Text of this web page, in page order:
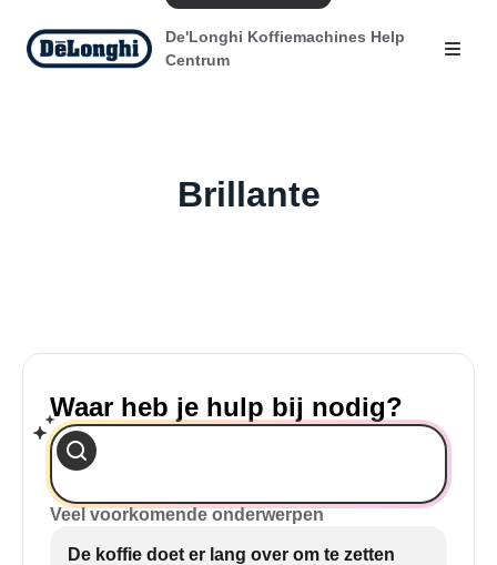
De'Longhi Koffiemachines Help
Centrum
Brillante
Waar heb je hulp bij nodig?
Veel voorkomende onderwerpen
De koffie doet er lang over om te zetten